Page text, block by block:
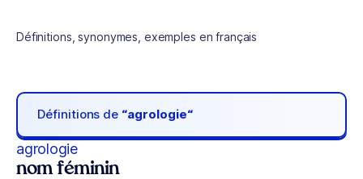
Définitions, synonymes, exemples en français
Définitions de “agrologie“
agrologie
nom féminin